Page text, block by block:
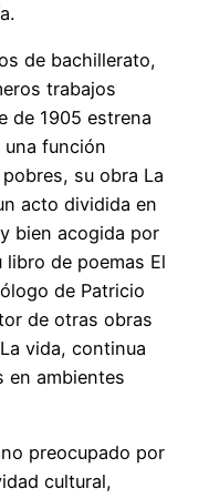
de bachillerato,
trabajos
de 1905 estrena
una función
su obra La
acto dividida en
bien acogida por
de poemas El
de Patricio
de otras obras
vida, continua
en ambientes
preocupado por
cultural,